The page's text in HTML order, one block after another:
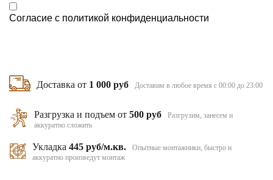
Согласие с политикой конфиденциальности
Доставка от 1 000 руб Доставим в любое время с 00:00 до 23:00
Разгрузка и подъем от500 руб
Разгрузим, занесем и
аккуратно сложить
Укладка 445 руб/м.кв.
Опытные монтажники, быстро и
аккуратно произведут монтаж